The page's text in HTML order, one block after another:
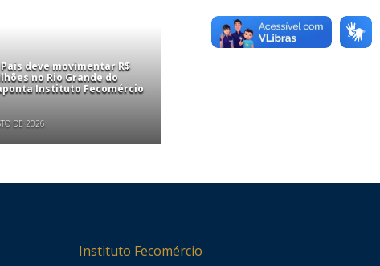
deve movimentar R$
no Rio Grande do
Instituto Fecomércio
DE 2026
Instituto Fecomércio